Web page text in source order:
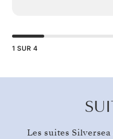
1 SUR 4
Les suites Silversea